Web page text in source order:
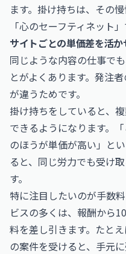
ます。掛け持ちは、その
「心のセーフティネット
サイトごとの単価差を活か
同じような内容の仕事で
とがよくあります。発注
が違うためです。
掛け持ちをしていると、
できるようになります。
のほうが単価が高い」と
ると、同じ労力でも受け
す。
特に注目したいのが手数
ビスの多くは、報酬から
料を差し引きます。たと
の案件を受けると、手元